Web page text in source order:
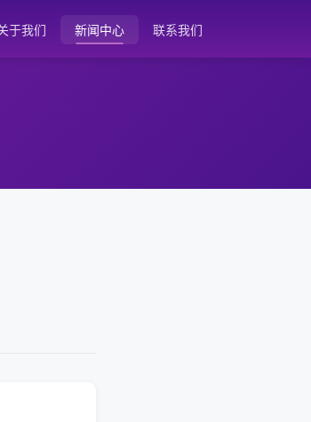
于我们 新闻中心 联系我们